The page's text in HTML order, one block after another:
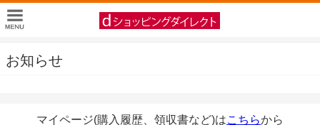
お知らせ
マイページ(購入履歴、領収書など)はこちらから